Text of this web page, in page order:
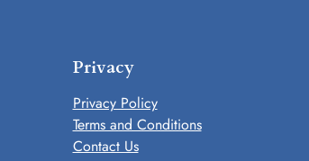
Privacy
Privacy Policy
Terms and Conditions
Contact Us